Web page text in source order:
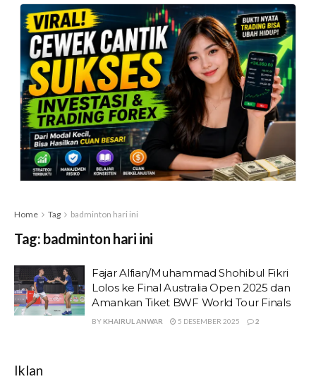
Home Tag badminton hari ini
Tag: badminton hari ini
Fajar Alfian/Muhammad Shohibul Fikri
Lolos ke Final Australia Open 2025 dan
Amankan Tiket BWF World Tour Finals
BY KHAIRUL ANWAR 5 DESEMBER 2025 2
Iklan